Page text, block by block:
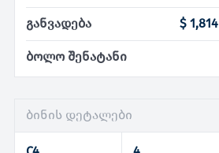
განვადება $ 1,814
ბოლო შენატანი
ბინის დეტალები